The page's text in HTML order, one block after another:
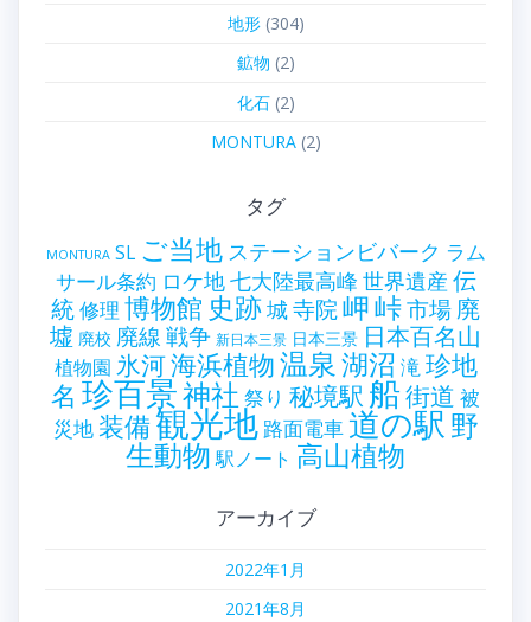
地形(304)
鉱物 (2)
化石(2)
MONTURA(2)
タグ
MONTURA SL ご当地 ステーションビバーク ラム
サール条約 ロケ地七大陸最高峰 世界遺産 伝
統修理 博物館 史跡城寺院岬峠市場廃
墟 廃校 廃線戦争 新日本三景 日本三景 日本百名山
植物園 氷河海浜植物温泉湖沼 滝珍地
名 珍百景神社 祭り 秘境駅 船街道 被
災地装備観光地 路面電車道の駅野
生動物 駅ノート 高山植物
アーカイブ
2022年1月
2021年8月